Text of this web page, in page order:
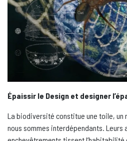
Épaissir le Design et designer
La biodiversité constitue une toile, un
nous sommes interdépendants. Leurs